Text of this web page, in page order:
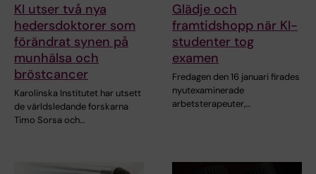
KI utser två nya
hedersdoktorer som
förändrat synen på
munhälsa och
bröstcancer
Karolinska Institutet har utsett
de världsledande forskarna
Timo Sorsa och…
Glädje och
framtidshopp när KI-
studenter tog
examen
Fredagen den 16 januari firades
nyutexaminerade
arbetsterapeuter,…